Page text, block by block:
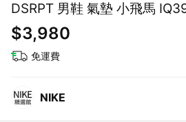
DSRPT 男鞋 氣墊 小飛馬
$3,980
免運費
NIKE